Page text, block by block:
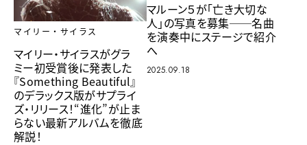
マイリー・サイラス
マイリー・サイラスがグラ
ミー初受賞後に発表した
『Something Beautiful』
のデラックス版がサプライ
ズ・リリース！“進化”が止ま
らない最新アルバムを徹底
解説！
マルーン５が「亡き大切な
人」の写真を募集──名曲
を演奏中にステージで紹介
へ
2025.09.18